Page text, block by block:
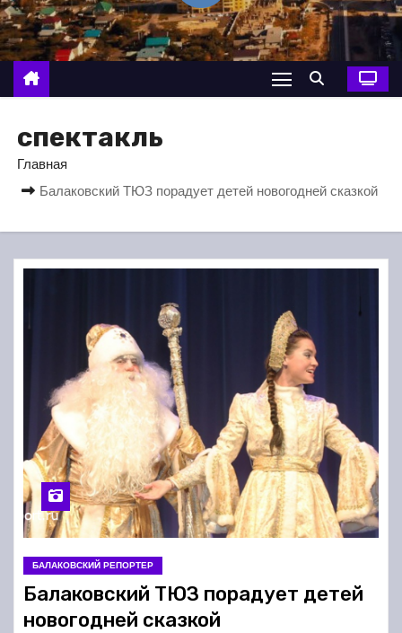
о
м
у
спектакль
Главная
Балаковский ТЮЗ порадует детей новогодней сказкой
БАЛАКОВСКИЙ РЕПОРТЕР
Балаковский ТЮЗ порадует детей
новогодней сказкой